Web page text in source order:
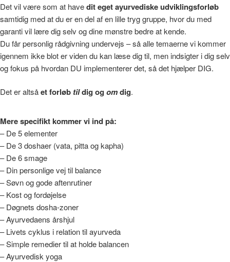
Det vil være som at havedit eget ayurvediske udviklingsforløb
samtidig med at du er en del af en lille tryg gruppe, hvor du med
garanti vil lære dig selv og dine mønstre bedre at kende.
Du får personlig rådgivning undervejs – så alle temaerne vi kommer
igennem ikke blot er viden du kan læse dig til, men indsigter i dig selv
og fokus på hvordan DU implementerer det, så det hjælper DIG.
Det er altsået forløb tildig og omdig.
Mere specifikt kommer vi ind på:
– De 5 elementer
– De 3 doshaer (vata, pitta og kapha)
– De 6 smage
– Din personlige vej til balance
– Søvn og gode aftenrutiner
– Kost og fordøjelse
– Døgnets dosha-zoner
– Ayurvedaens årshjul
– Livets cyklus i relation til ayurveda
– Simple remedier til at holde balancen
– Ayurvedisk yoga